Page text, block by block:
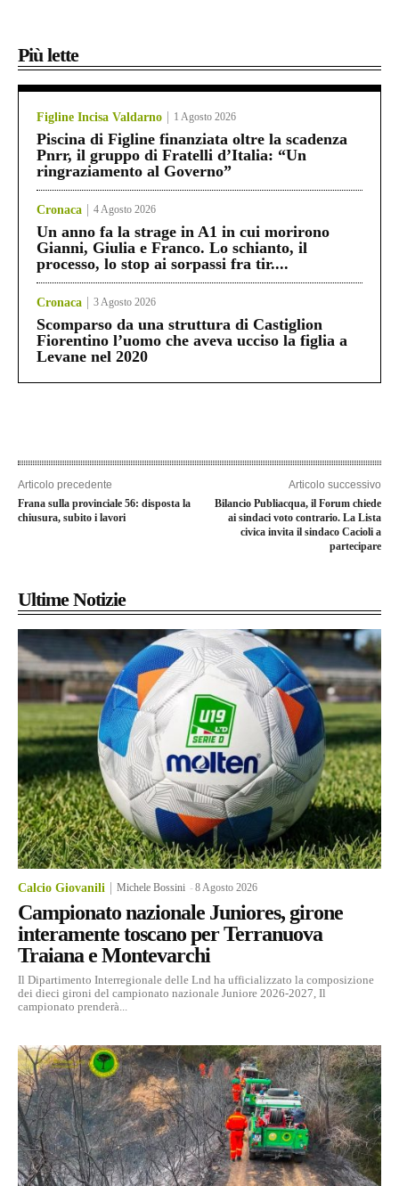
Più lette
Figline Incisa Valdarno 1 Agosto 2026
Piscina di Figline finanziata oltre la scadenza
Pnrr, il gruppo di Fratelli d’Italia: “Un
ringraziamento al Governo”
Cronaca 4 Agosto 2026
Un anno fa la strage in A1 in cui morirono
Gianni, Giulia e Franco. Lo schianto, il
processo, lo stop ai sorpassi fra tir....
Cronaca 3 Agosto 2026
Scomparso da una struttura di Castiglion
Fiorentino l’uomo che aveva ucciso la figlia a
Levane nel 2020
Articolo precedente
Frana sulla provinciale 56: disposta la
chiusura, subito i lavori
Articolo successivo
Bilancio Publiacqua, il Forum chiede
ai sindaci voto contrario. La Lista
civica invita il sindaco Cacioli a
partecipare
Ultime Notizie
Calcio Giovanili Michele Bossini -8 Agosto 2026
Campionato nazionale Juniores, girone
interamente toscano per Terranuova
Traiana e Montevarchi
Il Dipartimento Interregionale delle Lnd ha ufficializzato la composizione
dei dieci gironi del campionato nazionale Juniore 2026-2027, Il
campionato prenderà...